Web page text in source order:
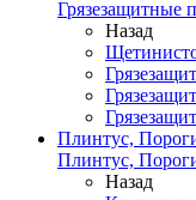
Грязезащитные
Назад
Плинтус,
Плинтус,
Назад